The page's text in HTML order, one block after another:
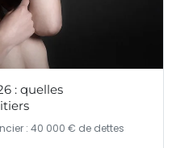
: quelles
: 40 000 € de dettes